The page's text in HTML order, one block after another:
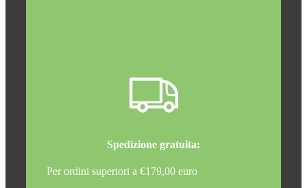
Spedizione gratuita:
Per ordini superiori a €179,00 euro